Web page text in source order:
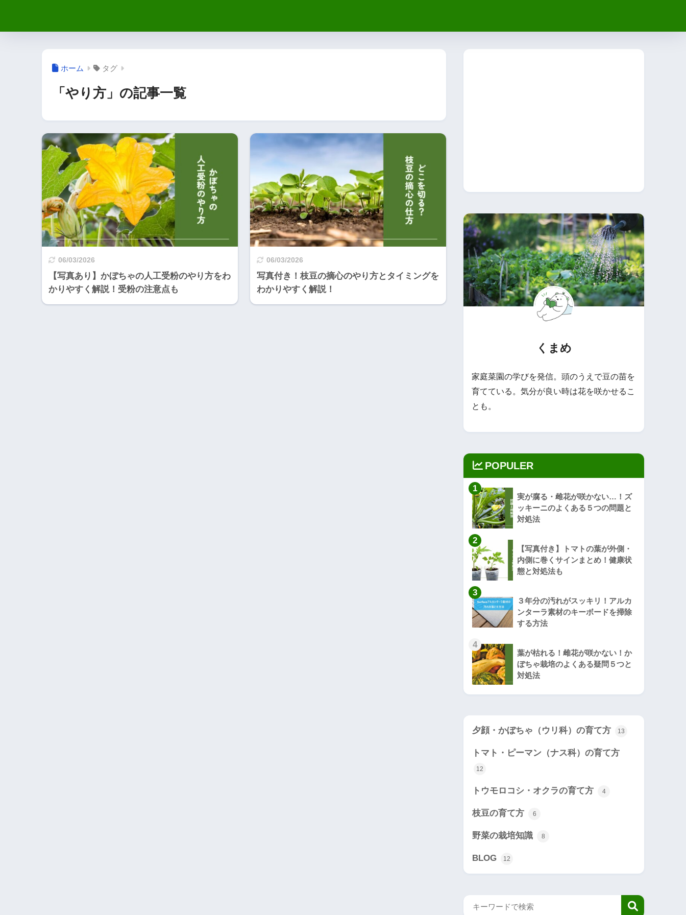
ホーム タグ
「やり方」の記事一覧
06/03/2026
【写真あり】かぼちゃの人工受粉のやり方をわ
かりやすく解説！受粉の注意点も
06/03/2026
写真付き！枝豆の摘心のやり方とタイミングを
わかりやすく解説！
くまめ
家庭菜園の学びを発信。頭のうえで豆の苗を
育てている。気分が良い時は花を咲かせるこ
とも。
POPULER
1
実が腐る・雌花が咲かない…！ズ
ッキーニのよくある５つの問題と
対処法
2
【写真付き】トマトの葉が外側・
内側に巻くサインまとめ！健康状
態と対処法も
3
３年分の汚れがスッキリ！アルカ
ンターラ素材のキーボードを掃除
する方法
4
葉が枯れる！雌花が咲かない！か
ぼちゃ栽培のよくある疑問５つと
対処法
夕顔・かぼちゃ（ウリ科）の育て方 13
トマト・ピーマン（ナス科）の育て方
12
トウモロコシ・オクラの育て方 4
枝豆の育て方 6
野菜の栽培知識 8
BLOG 12